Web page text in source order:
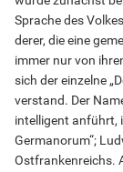
Sprache des
derer, die eine
immer nur von
sich der einzelne
verstand. Der
intelligent anführt,
Germanorum“;
Ostfrankenreichs.